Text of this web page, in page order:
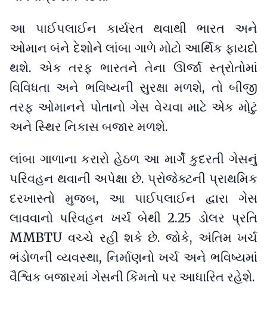
આ પાઈપલાઈન કાર્યરત થવાથી ભારત અને
ઓમાન બંને દેશોને લાંબા ગાળે મોટો આર્થિક ફાયદો
થશે. એક તરફ ભારતને તેના ઊર્જા સ્ત્રોતોમાં
વિવિધતા અને ભવિષ્યની સુરક્ષા મળશે, તો બીજી
તરફ ઓમાનને પોતાનો ગેસ વેચવા માટે એક મોટું
અને સ્થિર નિકાસ બજાર મળશે.
લાંબા ગાળાના કરારો હેઠળ આ માર્ગે કુદરતી ગેસનું
પરિવહન થવાની અપેક્ષા છે. પ્રોજેક્ટની પ્રાથમિક
દરખાસ્તો મુજબ, આ પાઈપલાઈન દ્વારા ગેસ
લાવવાનો પરિવહન ખર્ચ બેથી 2.25 ડોલર પ્રતિ
MMBTU વચ્ચે રહી શકે છે. જોકે, અંતિમ ખર્ચ
ભંડોળની વ્યવસ્થા, નિર્માણનો ખર્ચ અને ભવિષ્યમાં
વૈશ્વિક બજારમાં ગેસની કિંમતો પર આધારિત રહેશે.